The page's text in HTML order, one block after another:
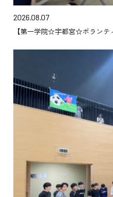
2026.08.07
【第一学院☆宇都宮☆ボランテ